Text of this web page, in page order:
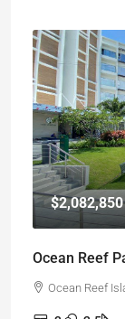
$2,082,850
Ocean Reef
Ocean Reef